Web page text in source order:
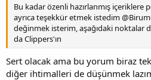
Bu kadar özenli hazırlanmış içeriklere
ayrıca teşekkür etmek istedim
değinmek isterim, aşağıdaki noktalar
da Clippers'ın
Sert olacak ama bu yorum biraz
diğer ihtimalleri de düşünmek